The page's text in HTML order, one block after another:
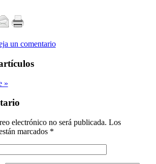
un comentario
»
electrónico no será publicada. Los
marcados *